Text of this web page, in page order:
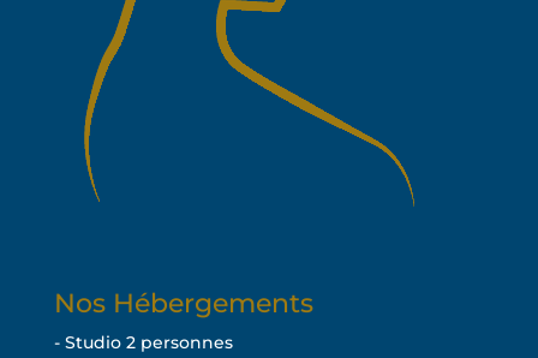
Nos Hébergements
- Studio 2 personnes